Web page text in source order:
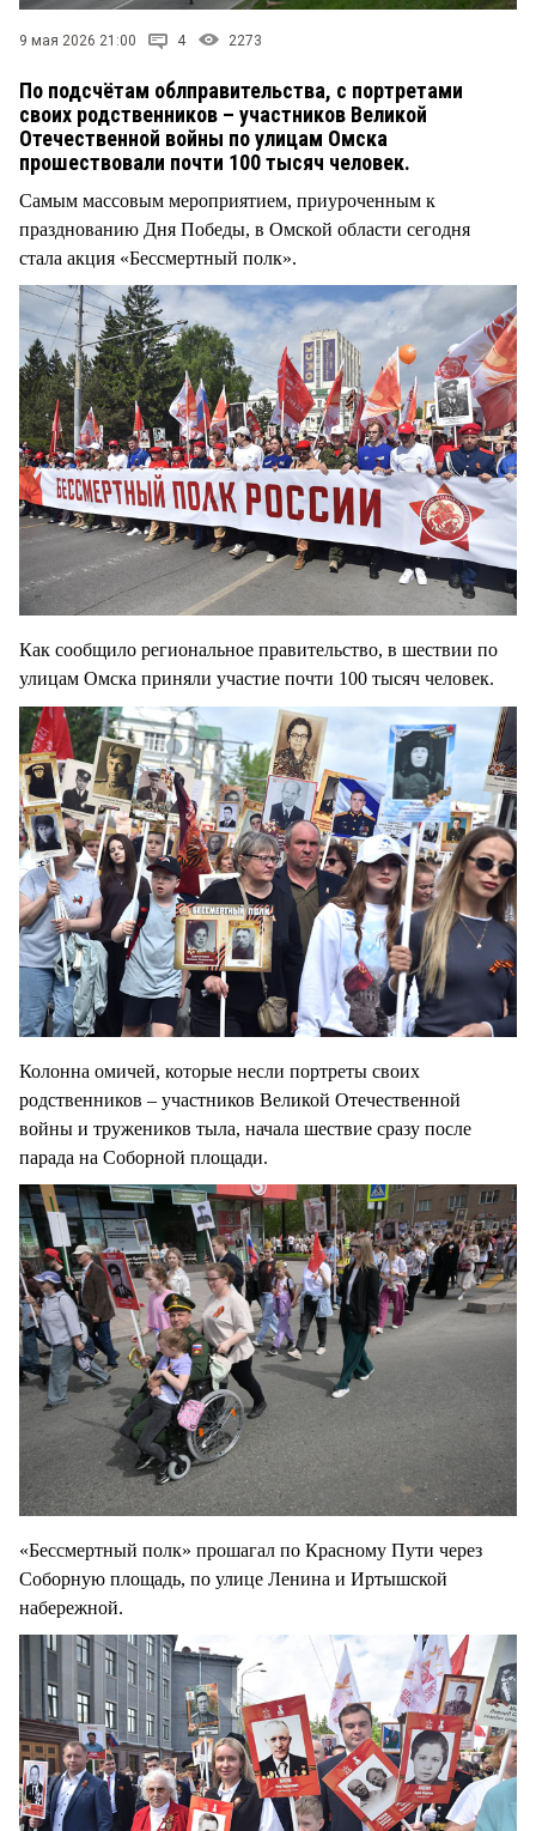
9 мая 2026 21:00 4 2273
По подсчётам облправительства, с портретами
своих родственников – участников Великой
Отечественной войны по улицам Омска
прошествовали почти 100 тысяч человек.
Самым массовым мероприятием, приуроченным к
празднованию Дня Победы, в Омской области сегодня
стала акция «Бессмертный полк».
Как сообщило региональное правительство, в шествии по
улицам Омска приняли участие почти 100 тысяч человек.
Колонна омичей, которые несли портреты своих
родственников – участников Великой Отечественной
войны и тружеников тыла, начала шествие сразу после
парада на Соборной площади.
«Бессмертный полк» прошагал по Красному Пути через
Соборную площадь, по улице Ленина и Иртышской
набережной.